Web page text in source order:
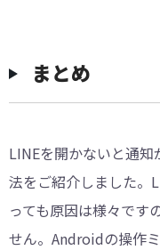
まとめ
LINEを開かないと通
法をご紹介しました。
っても原因は様々です
せん。Androidの操作